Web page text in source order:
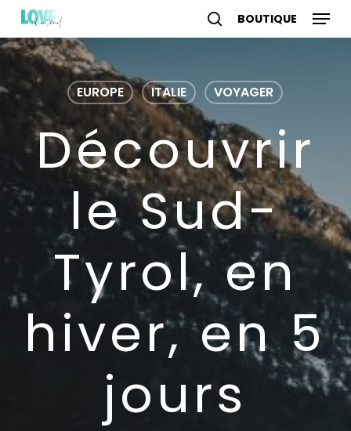
main
content
search account
Menu
EUROPE ITALIE VOYAGER
Découvrir
le Sud-
Tyrol, en
hiver, en 5
jours